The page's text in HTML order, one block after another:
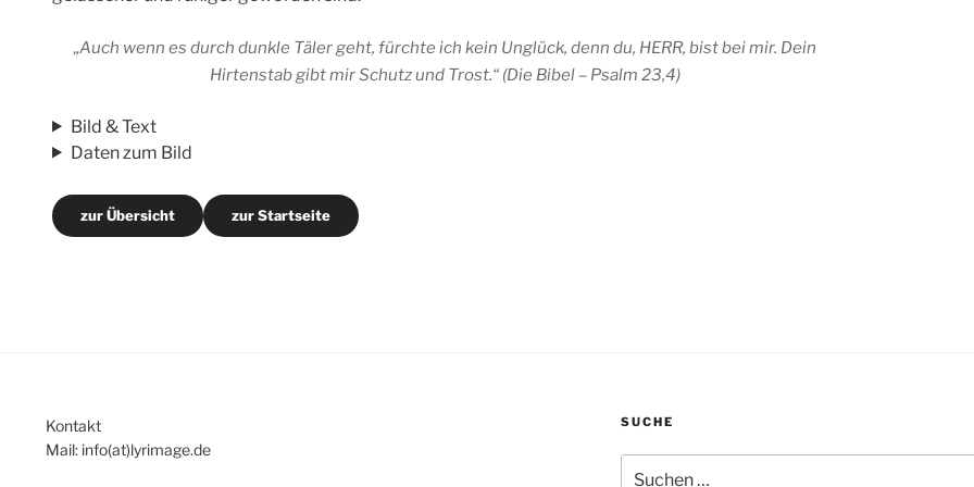
„Auch wenn es durch dunkle Täler geht, fürchte ich kein Unglück, denn du, HERR, bist bei mir. Dein
Hirtenstab gibt mir Schutz und Trost.“ (Die Bibel – Psalm 23,4)
Bild & Text
Daten zum Bild
zur Übersicht zur Startseite
Kontakt
Mail: info(at)lyrimage.de
SUCHE